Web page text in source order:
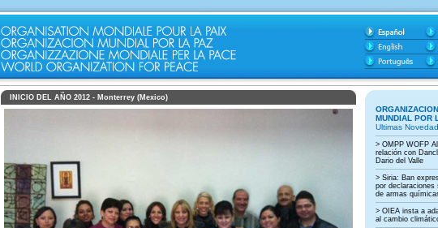
INICIO DEL AÑO 2012 - Monterrey (Mexico)